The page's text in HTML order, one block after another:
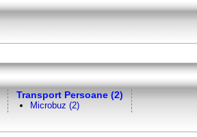
Transport Persoane (2)
Microbuz (2)